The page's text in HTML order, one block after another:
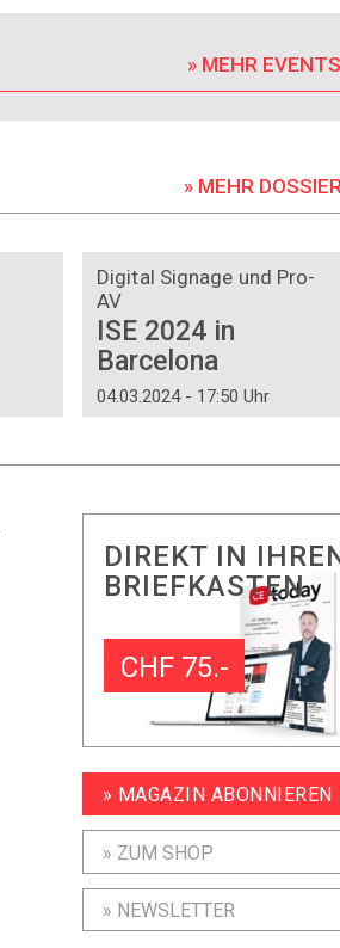
» MEHR
» MEHR
Digital Signage und Pro-
AV
ISE 2024 in
Barcelona
04.03.2024 - 17:50 Uhr
DIREKT IN
BRIEFKASTEN
CHF 75.-
» MAGAZIN ABONNIEREN
» ZUM SHOP
» NEWSLETTER